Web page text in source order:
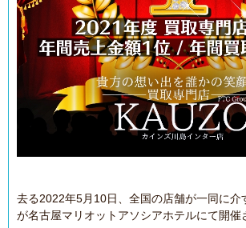
去る2022年5月10日、全国の店舗が一同に介
が名古屋マリオットアソシアホテルにて開催